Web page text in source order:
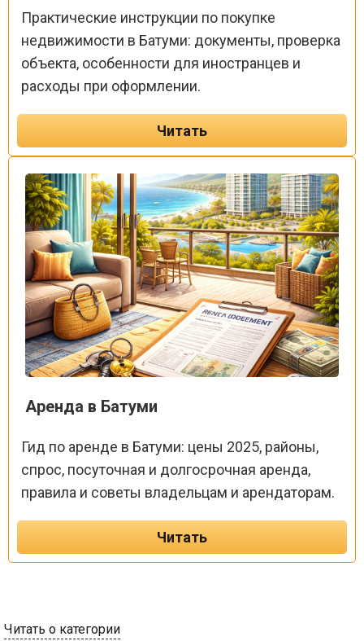
Практические инструкции по покупке
недвижимости в Батуми: документы, проверка
объекта, особенности для иностранцев и
расходы при оформлении.
Читать
Аренда в Батуми
Гид по аренде в Батуми: цены 2025, районы,
спрос, посуточная и долгосрочная аренда,
правила и советы владельцам и арендаторам.
Читать
Читать о категории